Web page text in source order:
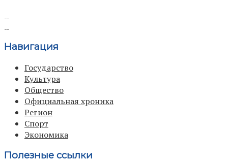
Навигация
Государство
Культура
Общество
Официальная хроника
Регион
Спорт
Экономика
Полезные ссылки